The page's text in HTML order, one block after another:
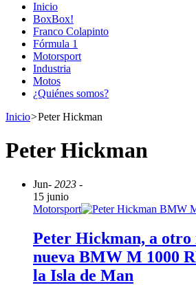
Inicio
BoxBox!
Franco Colapinto
Fórmula 1
Motorsport
Industria
Motos
¿Quiénes somos?
Inicio>Peter Hickman
Peter Hickman
Jun- 2023 -
15 junio
Motorsport
Peter Hickman, a otro
nueva BMW M 1000
la Isla de Man